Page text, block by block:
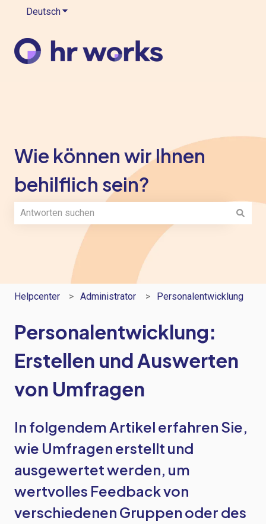
DeutschUntermenü für Übersetzungen anzeigen
Wie können wir Ihnen
behilflich sein?
Es gibt keine Vorschläge, da das Suchfeld leer ist.
Helpcenter Administrator Personalentwicklung
Personalentwicklung:
Erstellen und Auswerten
von Umfragen
In folgendem Artikel erfahren Sie,
wie Umfragen erstellt und
ausgewertet werden, um
wertvolles Feedback von
verschiedenen Gruppen oder des